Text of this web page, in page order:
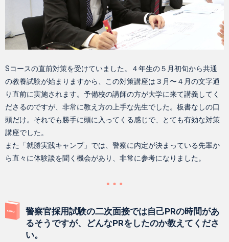
Sコースの直前対策を受けていました。４年生の５月初旬から共通
の教養試験が始まりますから、この対策講座は３月〜４月の文字通
り直前に実施されます。予備校の講師の方が大学に来て講義してく
ださるのですが、非常に教え方の上手な先生でした。板書なしの口
頭だけ。それでも勝手に頭に入ってくる感じで、とても有効な対策
講座でした。
また「就勝実践キャンプ」では、警察に内定が決まっている先輩か
ら直々に体験談を聞く機会があり、非常に参考になりました。
警察官採用試験の二次面接では自己PRの時間があ
るそうですが、どんなPRをしたのか教えてくださ
い。